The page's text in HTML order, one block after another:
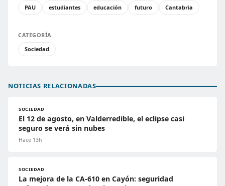
PAU
estudiantes educación futuro Cantabria
CATEGORÍA
Sociedad
NOTICIAS RELACIONADAS
SOCIEDAD
El 12 de agosto, en Valderredible, el eclipse casi
seguro se verá sin nubes
Hace 13h
SOCIEDAD
La mejora de la CA-610 en Cayón: seguridad